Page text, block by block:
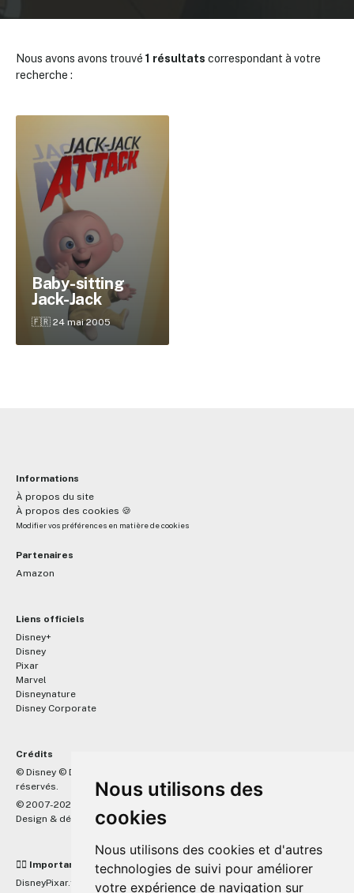
Nous utilisons des
cookies
Nous utilisons des cookies et d'autres
technologies de suivi pour améliorer
votre expérience de navigation sur
Nous avons avons trouvé 1 résultats correspondant à votre
recherche :
Baby-sitting
Jack-Jack
🇫🇷 24 mai 2005
Informations
À propos du site
À propos des cookies 🍪
Modifier vos préférences en matière de cookies
Partenaires
Amazon
Liens officiels
Disney+
Disney
Pixar
Marvel
Disneynature
Disney Corporate
Crédits
© Disney © Disney/Pixar © &
réservés.
© 2007-2026 DisneyPixar.fr
Design & développement : MonsieurPaul
☝🏼 Important
DisneyPixar.fr est un site indépendant et n'est en aucun cas lié de
✕